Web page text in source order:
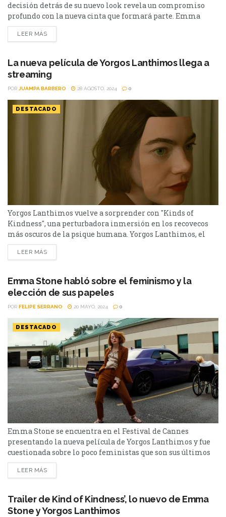
decisión detrás de su nuevo look revela un compromiso
profundo con la nueva cinta que formará parte. Emma
Stone, conocida por sus desafiantes roles, ha dado un paso
más allá en su carrera, sorprendiendo a todos con un
¿Qué motivó a la actriz...
LEER MÁS
La nueva película de Yorgos Lanthimos llega a
streaming
POR JUAMPA BARBERO 28 AGOSTO, 2024 0
DESTACADO
Yorgos Lanthimos vuelve a sorprender con "Kinds of
Kindness", una perturbadora inmersión en los recovecos
más oscuros de la psique humana. Yorgos Lanthimos, el
cineasta griego que nos dejó helados con la sátira de la
corte inglesa en "La Favorita", regresa al panorama con una
"Pobres Criaturas", el director vuelve a...
LEER MÁS
Emma Stone habló sobre el feminismo y la
elección de sus papeles
POR FELIPE SERRANO 20 MAYO, 2024 0
DESTACADO
Emma Stone se encuentra en el Festival de Cannes
presentando la nueva película de Yorgos Lanthimos y fue
cuestionada sobre lo poco feministas que son sus últimos
personajes. La actriz Emma Stone protagoniza Kind of
Kindness, la nueva película del director Griego Yorgos
Things y más. En rueda de prensa en...
LEER MÁS
Trailer de Kind of Kindness’, lo nuevo de Emma
Stone y Yorgos Lanthimos